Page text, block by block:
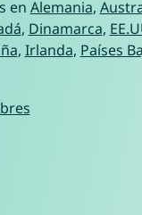
en Alemania,
, Dinamarca,
, Irlanda, Países